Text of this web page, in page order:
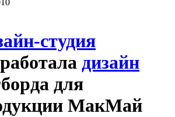
студия
дизайн
для
МакМай